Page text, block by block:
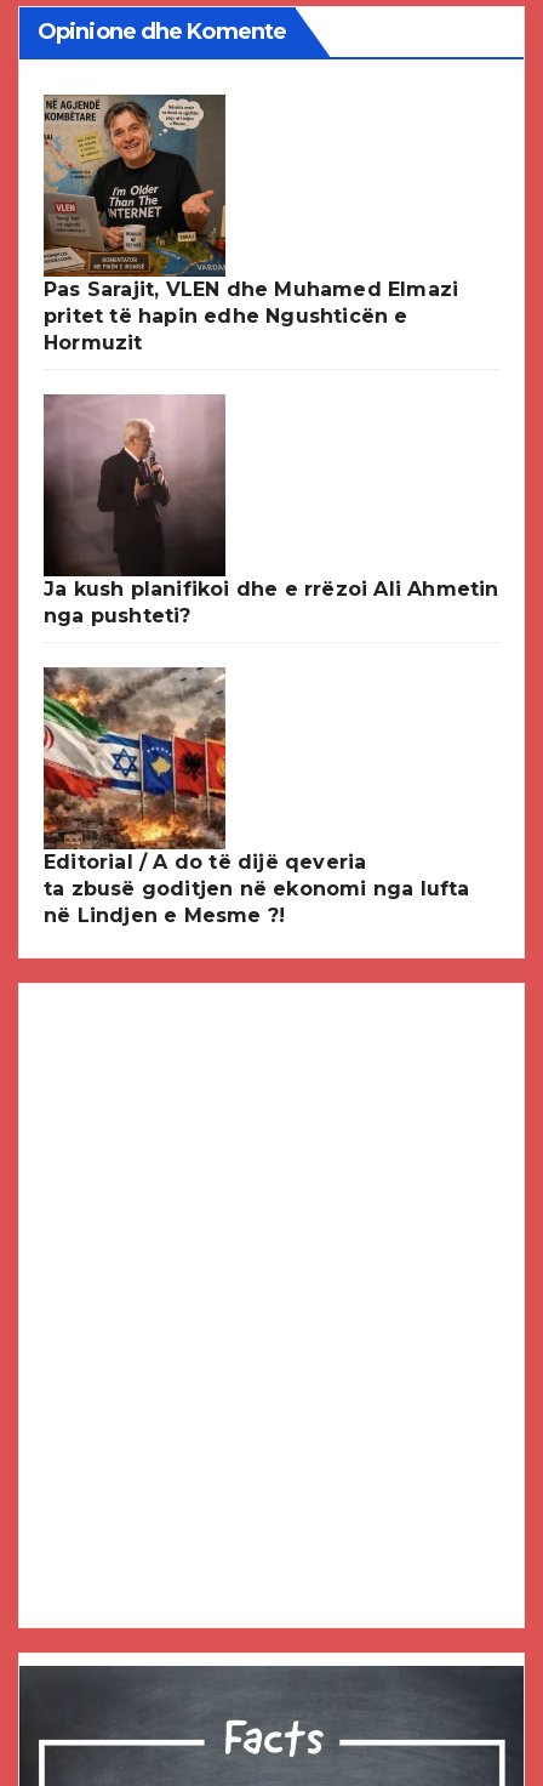
Opinione dhe Komente
Pas Sarajit, VLEN dhe Muhamed Elmazi
pritet të hapin edhe Ngushticën e
Hormuzit
Ja kush planifikoi dhe e rrëzoi Ali Ahmetin
nga pushteti?
Editorial / A do të dijë qeveria
ta zbusë goditjen në ekonomi nga lufta
në Lindjen e Mesme ?!